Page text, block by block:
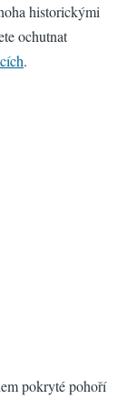
historickými
ochutnat
.
pokryté pohoří